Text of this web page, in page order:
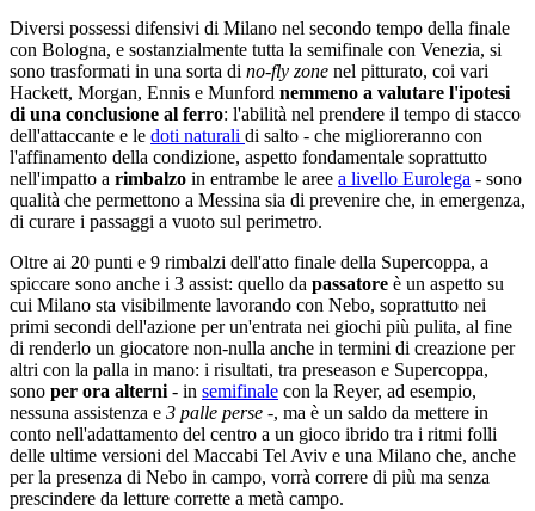
Diversi possessi difensivi di Milano nel secondo tempo della finale
con Bologna, e sostanzialmente tutta la semifinale con Venezia, si
sono trasformati in una sorta di no-fly zone nel pitturato, coi vari
Hackett, Morgan, Ennis e Munford nemmeno a valutare l'ipotesi
di una conclusione al ferro: l'abilità nel prendere il tempo di stacco
dell'attaccante e le doti naturali di salto - che miglioreranno con
l'affinamento della condizione, aspetto fondamentale soprattutto
nell'impatto a rimbalzo in entrambe le aree a livello Eurolega - sono
qualità che permettono a Messina sia di prevenire che, in emergenza,
di curare i passaggi a vuoto sul perimetro.
Oltre ai 20 punti e 9 rimbalzi dell'atto finale della Supercoppa, a
spiccare sono anche i 3 assist: quello da passatore è un aspetto su
cui Milano sta visibilmente lavorando con Nebo, soprattutto nei
primi secondi dell'azione per un'entrata nei giochi più pulita, al fine
di renderlo un giocatore non-nulla anche in termini di creazione per
altri con la palla in mano: i risultati, tra preseason e Supercoppa,
sono per ora alterni - in semifinale con la Reyer, ad esempio,
nessuna assistenza e 3 palle perse -, ma è un saldo da mettere in
conto nell'adattamento del centro a un gioco ibrido tra i ritmi folli
delle ultime versioni del Maccabi Tel Aviv e una Milano che, anche
per la presenza di Nebo in campo, vorrà correre di più ma senza
prescindere da letture corrette a metà campo.